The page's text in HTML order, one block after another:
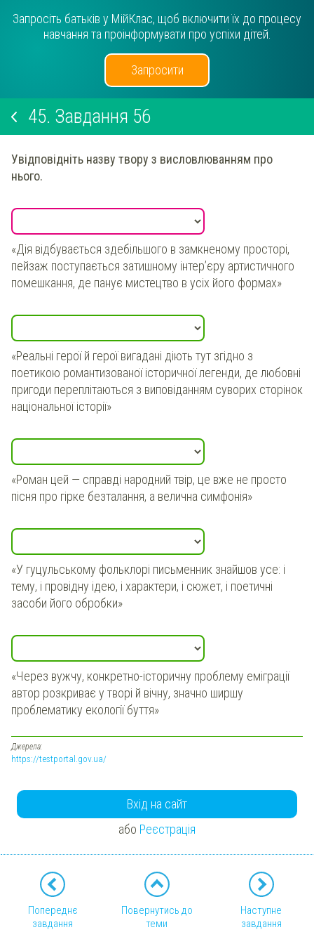
Запросіть батьків у МійКлас, щоб включити їх до процесу
навчання та проінформувати про успіхи дітей.
Запросити
45. Завдання 56
Увідповідніть назву твору з висловлюванням про
нього.
«Дія відбувається здебільшого в замкненому просторі,
пейзаж поступається затишному інтер’єру артистичного
помешкання, де панує мистецтво в усіх його формах»
«Реальні герої й герої вигадані діють тут згідно з
поетикою романтизованої історичної легенди, де любовні
пригоди переплітаються з виповіданням суворих сторінок
національної історії»
«Роман цей — справді народний твір, це вже не просто
пісня про гірке безталання, а велична симфонія»
«У гуцульському фольклорі письменник знайшов усе: і
тему, і провідну ідею, і характери, і сюжет, і поетичні
засоби його обробки»
«Через вужчу, конкретно-історичну проблему еміграції
автор розкриває у творі й вічну, значно ширшу
проблематику екології буття»
Джерела:
https://testportal.gov.ua/
Вхід на сайт
або Реєстрація
Попереднє
завдання
Повернутись до
теми
Наступне
завдання